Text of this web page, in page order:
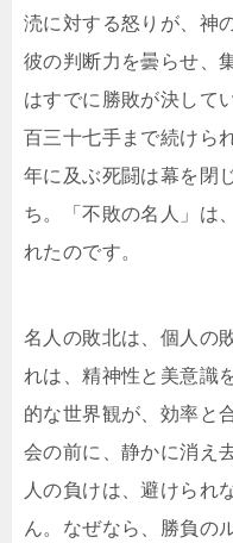
涜に対する怒りが、神
彼の判断力を曇らせ、
はすでに勝敗が決して
百三十七手まで続けら
年に及ぶ死闘は幕を閉
ち。「不敗の名人」は
れたのです。
名人の敗北は、個人の
れは、精神性と美意識
的な世界観が、効率と
会の前に、静かに消え
人の負けは、避けられ
ん。なぜなら、勝負の